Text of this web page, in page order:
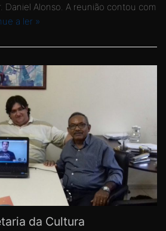
Daniel Alonso. A reunião contou com
a ler »
da Cultura